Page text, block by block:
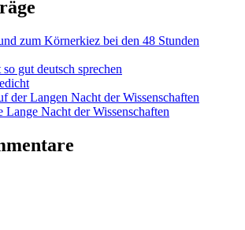
zum Körnerkiez bei den 48 Stunden
gut deutsch sprechen
der Langen Nacht der Wissenschaften
Nacht der Wissenschaften